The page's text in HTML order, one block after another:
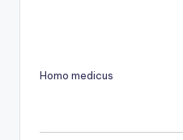
Homo medicus